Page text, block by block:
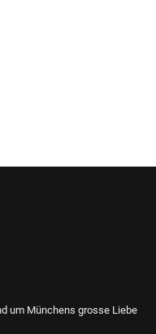
um Münchens grosse Liebe